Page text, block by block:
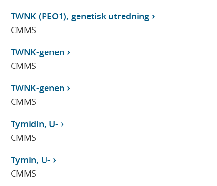
TWNK (PEO1), genetisk utredning
CMMS
TWNK-genen
CMMS
TWNK-genen
CMMS
Tymidin, U-
CMMS
Tymin, U-
CMMS